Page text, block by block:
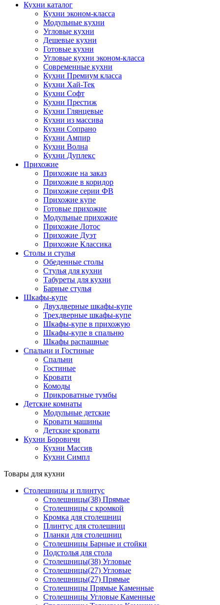
Кухни каталог
Кухни эконом-класса
Модульные кухни
Угловые кухни
Дешевые кухни
Готовые кухни
Угловые кухни эконом-класса
Современные кухни
Кухни Премиум класса
Кухни Хай-Тек
Кухни Софт
Кухни Престиж
Кухни Глянцевые
Кухни из массива
Кухни Сопрано
Кухни Ампир
Кухни Волна
Кухни Дуплекс
Прихожие
Прихожие на заказ
Прихожие в коридор
Прихожие серии ФВ
Прихожие купе
Готовые прихожие
Модульные прихожие
Прихожие Лотос
Прихожие Дуэт
Прихожие Классика
Столы и стулья
Обеденные столы
Стулья для кухни
Табуреты для кухни
Барные стулья
Шкафы-купе
Двухдверные шкафы-купе
Трехдверные шкафы-купе
Шкафы-купе в прихожую
Шкафы-купе в спальню
Шкафы распашные
Спальни и Гостиные
Спальни
Гостиные
Кровати
Комоды
Прикроватные тумбы
Детские комнаты
Модульные детские
Кровати машины
Детские кровати
Кухни Боровичи
Кухни Массив
Кухни Симпл
Товары для кухни
Столешницы и плинтус
Столешницы(38) Прямые
Столешницы с кромкой
Кромка для столешниц
Плинтус для столешниц
Планки для столешниц
Столешницы Барные и стойки
Подстолья для стола
Столешницы(38) Угловые
Столешницы(27) Угловые
Столешницы(27) Прямые
Столешницы Прямые Каменные
Столешницы Угловые Каменные